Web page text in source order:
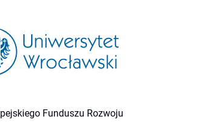
Funduszu Rozwoju